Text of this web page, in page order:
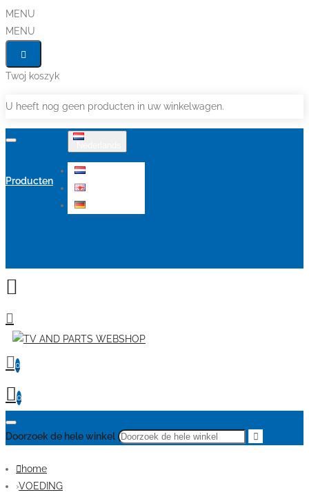
MENU
MENU
Twoj koszyk
U heeft nog geen producten in uw winkelwagen.
Producten
0
0
Doorzoek de hele winkel
home
VOEDING